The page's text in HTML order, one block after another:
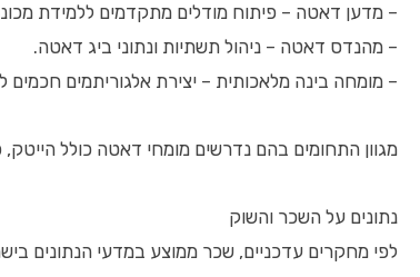
– מדען דאטה – פיתוח מודלים מתקדמים ללמידת
– מהנדס דאטה – ניהול תשתיות ונתוני ביג דאטה.
– מומחה בינה מלאכותית – יצירת אלגוריתמים חכמים
מגוון התחומים בהם נדרשים מומחי דאטה כולל הייטק,
נתונים על השכר והשוק
לפי מחקרים עדכניים, שכר ממוצע במדעי הנתונים